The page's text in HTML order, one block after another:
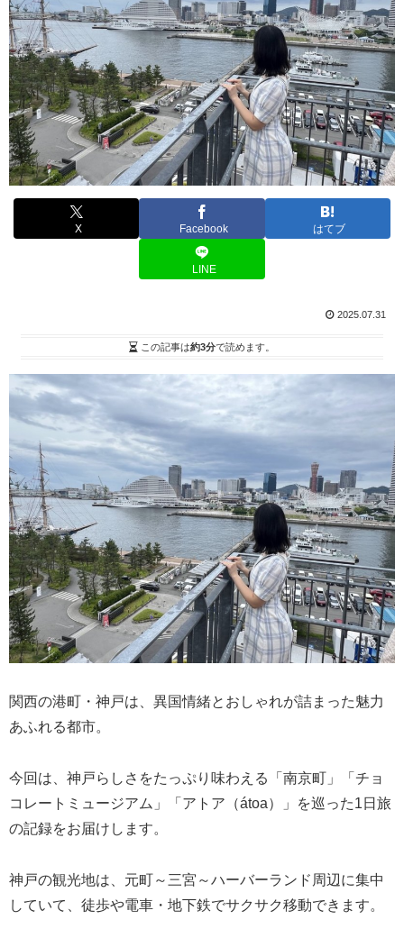
X Facebook はてブ
LINE
2025.07.31
この記事は約3分で読めます。
関西の港町・神戸は、異国情緒とおしゃれが詰まった魅力
あふれる都市。
今回は、神戸らしさをたっぷり味わえる「南京町」「チョ
コレートミュージアム」「アトア（átoa）」を巡った1日旅
の記録をお届けします。
神戸の観光地は、元町～三宮～ハーバーランド周辺に集中
していて、徒歩や電車・地下鉄でサクサク移動できます。